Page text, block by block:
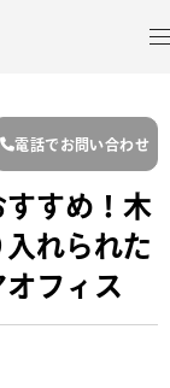
すめ！木
れられた
フィス
電話でお問い合わせ